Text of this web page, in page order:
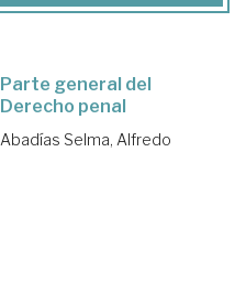
Parte general del
Derecho penal
Abadías Selma, Alfredo